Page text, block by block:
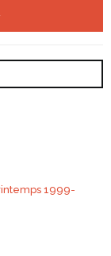
1999-